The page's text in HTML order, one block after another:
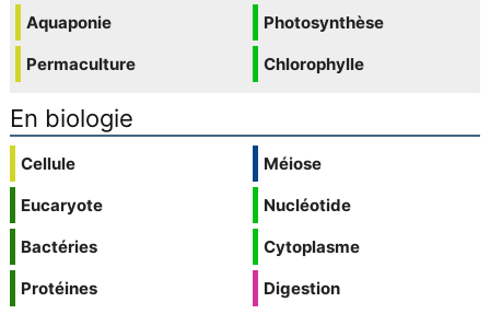
Aquaponie
Permaculture
Photosynthèse
Chlorophylle
En biologie
Cellule
Eucaryote
Bactéries
Protéines
Méiose
Nucléotide
Cytoplasme
Digestion